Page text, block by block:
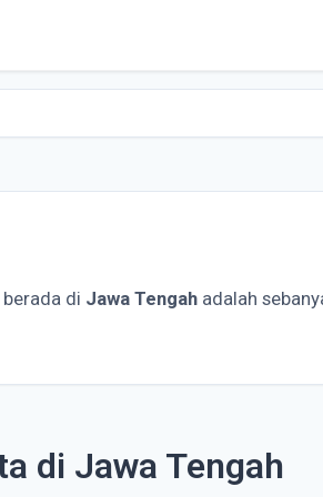
di Jawa Tengah adalah
di Jawa Tengah